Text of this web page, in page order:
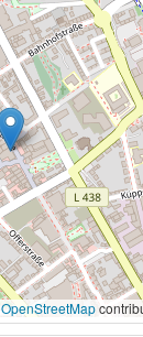
OpenStreetMap